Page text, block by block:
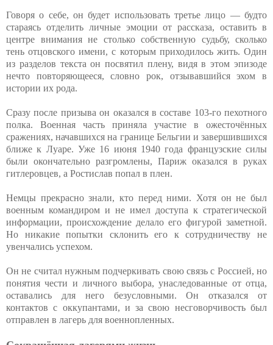
Говоря о себе, он будет использовать третье лицо — будто
стараясь отделить личные эмоции от рассказа, оставить в
центре внимания не столько собственную судьбу, сколько
тень отцовского имени, с которым приходилось жить. Один
из разделов текста он посвятил плену, видя в этом эпизоде
нечто повторяющееся, словно рок, отзывавшийся эхом в
истории их рода.
Сразу после призыва он оказался в составе 103-го пехотного
полка. Военная часть приняла участие в ожесточённых
сражениях, начавшихся на границе Бельгии и завершившихся
ближе к Луаре. Уже 16 июня 1940 года французские силы
были окончательно разгромлены, Париж оказался в руках
гитлеровцев, а Ростислав попал в плен.
Немцы прекрасно знали, кто перед ними. Хотя он не был
военным командиром и не имел доступа к стратегической
информации, происхождение делало его фигурой заметной.
Но никакие попытки склонить его к сотрудничеству не
увенчались успехом.
Он не считал нужным подчеркивать свою связь с Россией, но
понятия чести и личного выбора, унаследованные от отца,
оставались для него безусловными. Он отказался от
контактов с оккупантами, и за свою несговорчивость был
отправлен в лагерь для военнопленных.